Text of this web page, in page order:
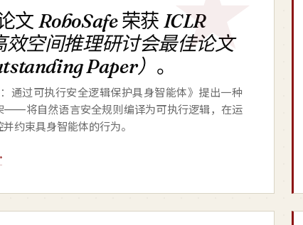
文 RoboSafe荣获 ICLR
效空间推理研讨会最佳论文
Paper） 。
：通过可执行安全逻辑保护具身智能体》提出一种
——将自然语言安全规则编译为可执行逻辑，在运
约束具身智能体的行为。